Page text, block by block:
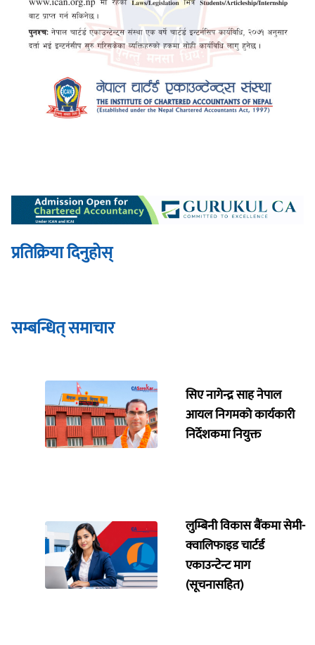
प्रतिक्रिया दिनुहोस्
सम्बन्धित् समाचार
सिए नागेन्द्र साह नेपाल
आयल निगमको कार्यकारी
निर्देशकमा नियुक्त
लुम्बिनी विकास बैंकमा सेमी-
क्वालिफाइड चार्टर्ड
एकाउन्टेन्ट माग
(सूचनासहित)